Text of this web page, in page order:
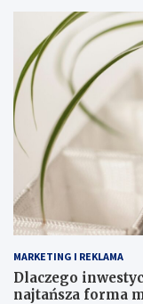
MARKETING I REKLAMA
Dlaczego
najtańsza forma